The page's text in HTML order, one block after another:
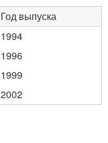
Год выпуска
1994
1996
1999
2002